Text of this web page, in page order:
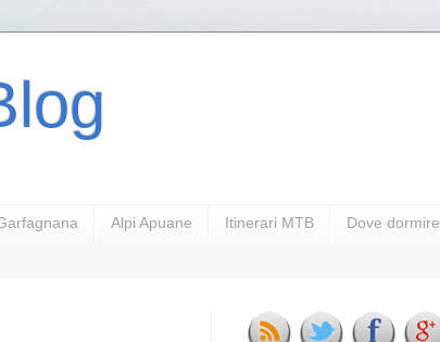
Alpi Apuane Itinerari MTB Dove dormire